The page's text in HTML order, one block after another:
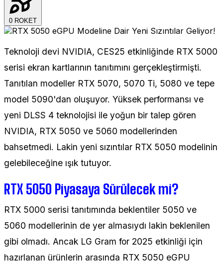
0 ROKET
Teknoloji devi NVIDIA, CES25 etkinliğinde RTX 5000
serisi ekran kartlarının tanıtımını gerçekleştirmişti.
Tanıtılan modeller RTX 5070, 5070 Ti, 5080 ve tepe
model 5090'dan oluşuyor. Yüksek performansı ve
yeni DLSS 4 teknolojisi ile yoğun bir talep gören
NVIDIA, RTX 5050 ve 5060 modellerinden
bahsetmedi. Lakin yeni sızıntılar RTX 5050 modelinin
gelebileceğine ışık tutuyor.
RTX 5050 Piyasaya Sürülecek mi?
RTX 5000 serisi tanıtımında beklentiler 5050 ve
5060 modellerinin de yer almasıydı lakin beklenilen
gibi olmadı. Ancak LG Gram for 2025 etkinliği için
hazırlanan ürünlerin arasında RTX 5050 eGPU